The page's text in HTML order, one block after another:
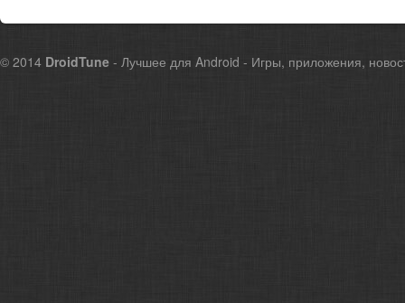
© 2014 DroidTune - Лучшее для Android - Игры, приложения,